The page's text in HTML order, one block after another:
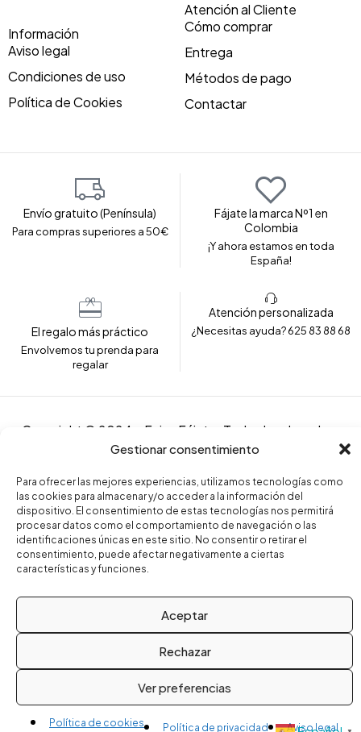
Gestionar consentimiento
Para ofrecer las mejores experiencias, utilizamos tecnologías como
las cookies para almacenar y/o acceder a la información del
dispositivo. El consentimiento de estas tecnologías nos permitirá
procesar datos como el comportamiento de navegación o las
identificaciones únicas en este sitio. No consentir o retirar el
consentimiento, puede afectar negativamente a ciertas
características y funciones.
Aceptar
Rechazar
Ver preferencias
Política de cookies Política de privacidad Aviso legal
Información
Aviso legal
Condiciones de uso
Política de Cookies
Atención al Cliente
Cómo comprar
Entrega
Métodos de pago
Contactar
Envío gratuito (Península)
Para compras superiores a 50€
Fájate la marca Nº1 en
Colombia
¡Y ahora estamos en toda
España!
El regalo más práctico
Envolvemos tu prenda para
regalar
Atención personalizada
¿Necesitas ayuda? 625 83 88 68
Copyright © 2024 – Fajas Fájate. Todos los derechos
reservados.
Compare(0)
Compare
Remove all products